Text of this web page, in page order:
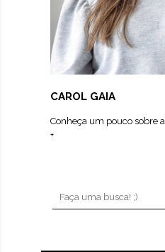
CAROL GAIA
Conheça um pouco sobre
+